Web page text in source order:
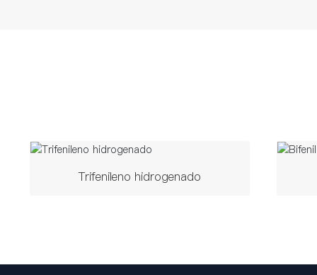
Trifenileno hidrogenado